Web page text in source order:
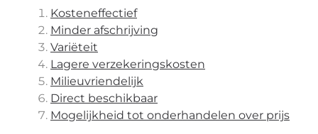
Kosteneffectief
Minder afschrijving
Variëteit
Lagere verzekeringskosten
Milieuvriendelijk
Direct beschikbaar
Mogelijkheid tot onderhandelen over prijs